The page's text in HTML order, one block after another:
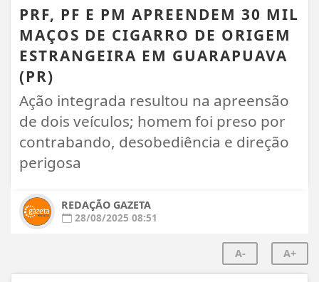
PRF, PF E PM APREENDEM 30 MIL
MAÇOS DE CIGARRO DE ORIGEM
ESTRANGEIRA EM GUARAPUAVA
(PR)
Ação integrada resultou na apreensão
de dois veículos; homem foi preso por
contrabando, desobediência e direção
perigosa
REDAÇÃO GAZETA
28/08/2025 08:51
A- A+